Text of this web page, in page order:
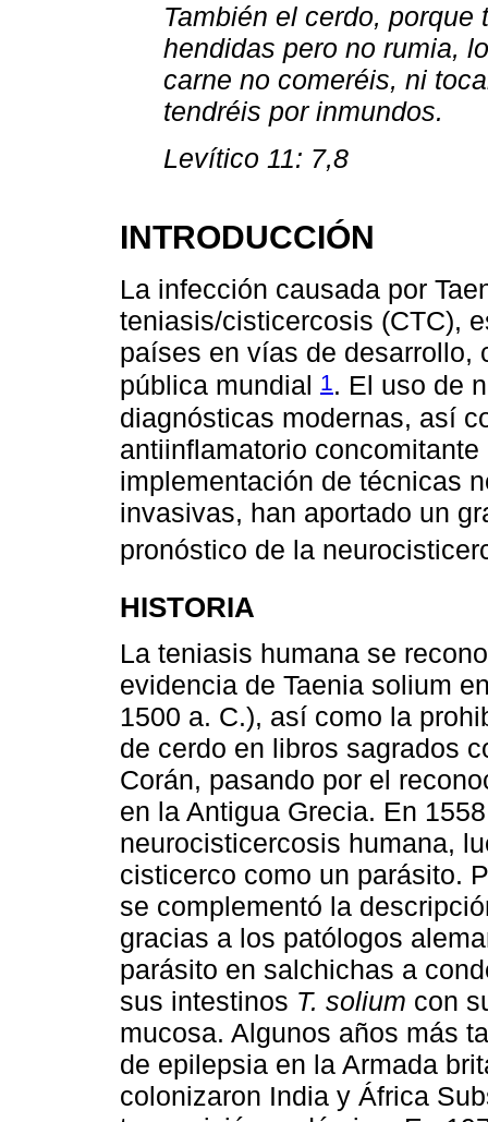
También el cerdo,
hendidas pero no rumia,
carne no comeréis, ni
tendréis por inmundos.
Levítico 11: 7,8
INTRODUCCIÓN
La infección causada por
teniasis/cisticercosis (CTC),
países en vías de desarrollo,
pública mundial 1 . El uso de
diagnósticas modernas, así
antiinflamatorio
implementación de técnicas
invasivas, han aportado un
pronóstico de la
HISTORIA
La teniasis humana se
evidencia de Taenia solium
1500 a. C.), así como la
de cerdo en libros sagrados
Corán, pasando por el
en la Antigua Grecia. En
neurocisticercosis humana,
cisticerco como un parásito.
se complementó la
gracias a los patólogos
parásito en salchichas a
sus intestinos T. solium con
mucosa. Algunos años más
de epilepsia en la Armada
colonizaron India y África